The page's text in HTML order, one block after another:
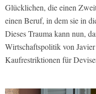
Glücklichen, die einen
einen Beruf, in dem sie in
Dieses Trauma kann nun,
Wirtschaftspolitik von
Kaufrestriktionen für